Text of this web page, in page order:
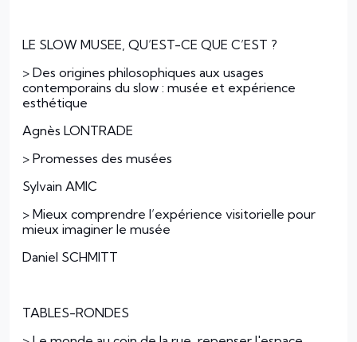
LE SLOW MUSEE, QU’EST-CE QUE C’EST ?
> Des origines philosophiques aux usages
contemporains du slow : musée et expérience
esthétique
Agnès LONTRADE
> Promesses des musées
Sylvain AMIC
> Mieux comprendre l’expérience visitorielle pour
mieux imaginer le musée
Daniel SCHMITT
TABLES-RONDES